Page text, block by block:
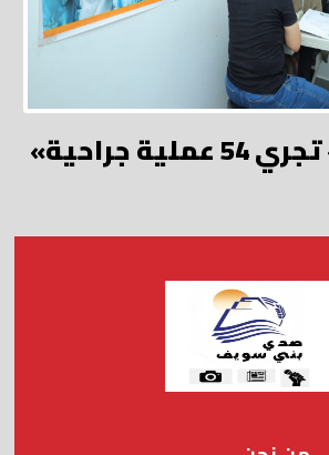
«صناع الخير» تجري 54 عملية جراحية